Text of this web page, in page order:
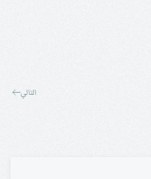
التالي